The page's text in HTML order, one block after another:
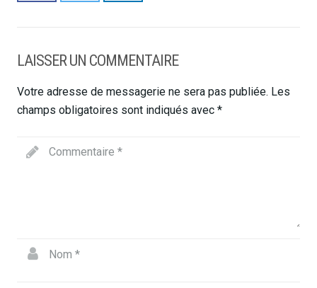
LAISSER UN COMMENTAIRE
Votre adresse de messagerie ne sera pas publiée. Les
champs obligatoires sont indiqués avec *